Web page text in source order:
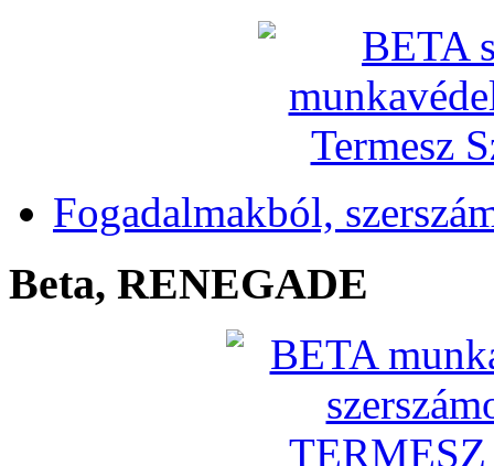
Fogadalmakból,
Beta, RENEGADE